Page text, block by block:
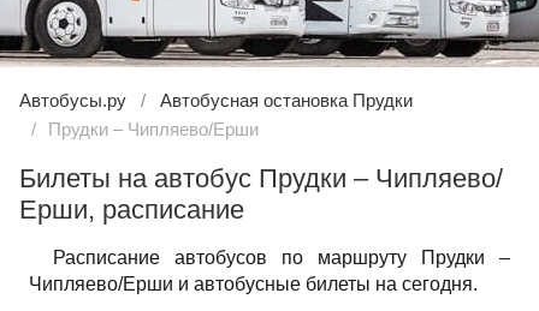
Автобусы.ру
Автобусная остановка Прудки
Прудки – Чипляево/Ерши
Билеты на автобус Прудки – Чипляево/
Ерши, расписание
Расписание автобусов по маршруту Прудки –
Чипляево/Ерши и автобусные билеты на сегодня.